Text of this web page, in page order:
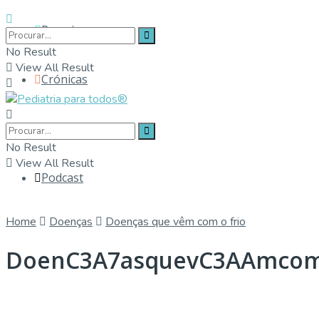
Parceiros
Crónicas
Contactos
Podcast
No Result
View All Result
No Result
View All Result
Home Doenças Doenças que vêm com o frio